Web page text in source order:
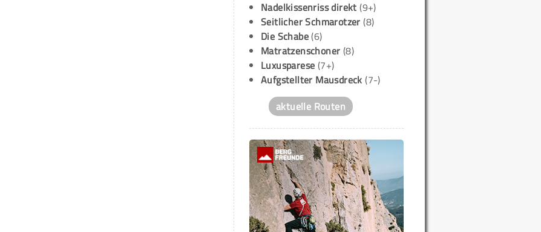
Nadelkissenriss direkt (9+)
Seitlicher Schmarotzer (8)
Die Schabe(6)
Matratzenschoner (8)
Luxusparese (7+)
Aufgstellter Mausdreck (7-)
aktuelle Routen